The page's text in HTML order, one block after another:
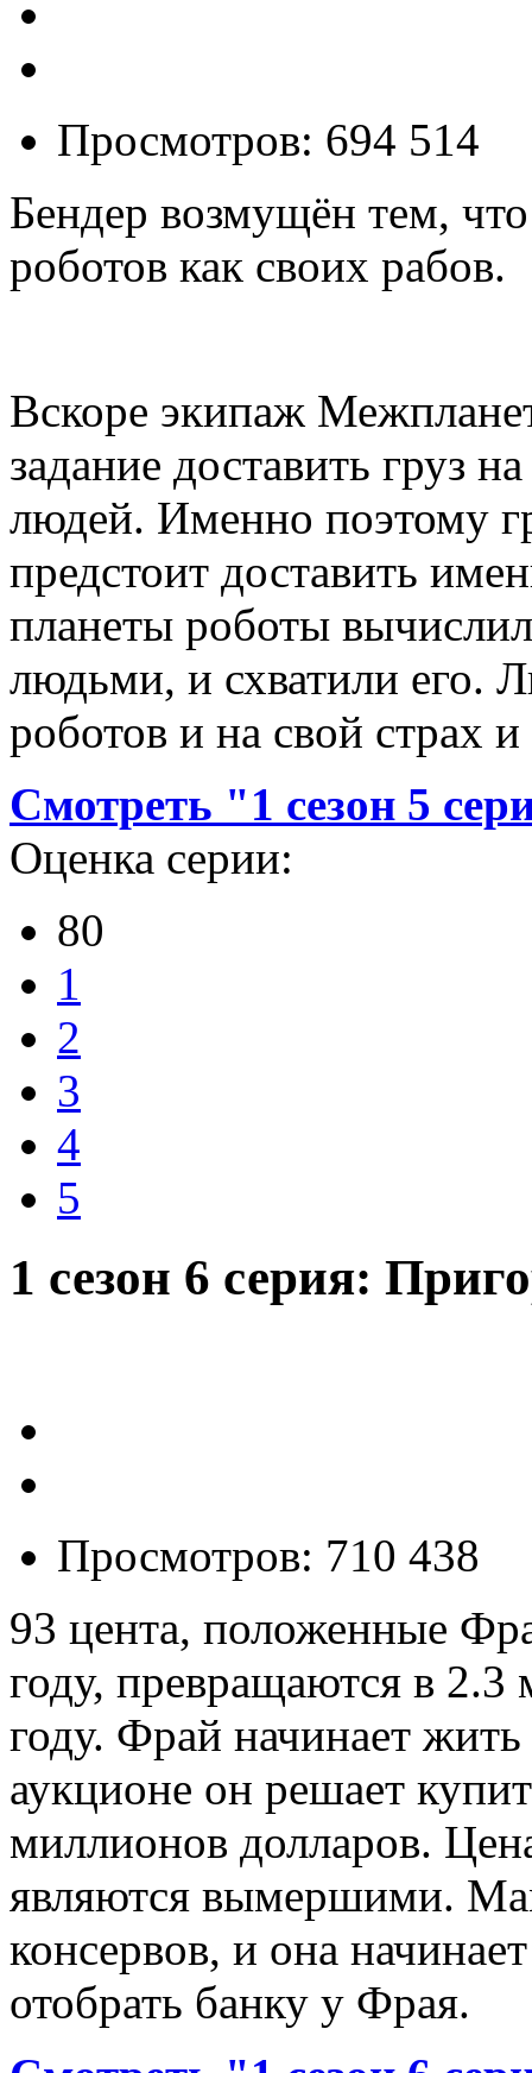
Просмотров: 694 514
Бендер возмущён тем,
роботов как своих рабов.
Вскоре экипаж
задание доставить груз
людей. Именно поэтому
предстоит доставить
планеты роботы
людьми, и схватили его.
роботов и на свой страх
Смотреть "1 сезон 5
Оценка серии:
80
1
2
3
4
5
1 сезон 6 серия:
Просмотров: 710 438
93 цента, положенные
году, превращаются в 2.3
году. Фрай начинает
аукционе он решает
миллионов долларов.
являются вымершими.
консервов, и она
отобрать банку у Фрая.